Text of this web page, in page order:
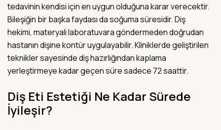
tedavinin kendisi için en uygun olduğuna karar verecektir.
Bileşiğin bir başka faydası da soğuma süresidir. Diş
hekimi, materyali laboratuvara göndermeden doğrudan
hastanın dişine kontür uygulayabilir. Kliniklerde geliştirilen
teknikler sayesinde diş hazırlığından kaplama
yerleştirmeye kadar geçen süre sadece 72 saattir.
Diş Eti Estetiği Ne Kadar Sürede
İyileşir?